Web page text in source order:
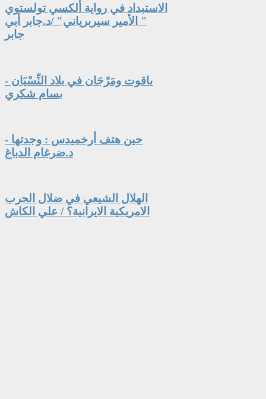
الاستبداد في رواية ألكسي تولستوي
" الأمير سيربرياني" /د.جابر أبي
جابر
ياقوت ومَرْجَان في بلاد النِّسْيَان -
بسام شكري
حين هتف أرخميدس : وجدتها -
د.ضرغام الدباغ
الهلال الشيعي في ضلال الحرب
الامريكية الايرانية؟ / علي الكاش